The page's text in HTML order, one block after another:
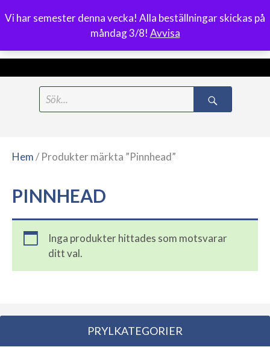
Vi har semester denna vecka! Alla beställningar skickas på
måndag 3/8! Avvisa
0
Meny
Hem/ Produkter märkta ”Pinnhead”
PINNHEAD
Inga produkter hittades som motsvarar
ditt val.
PRYLKATEGORIER